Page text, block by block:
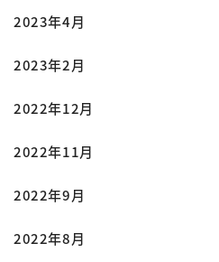
2023年4月
2023年2月
2022年12月
2022年11月
2022年9月
2022年8月